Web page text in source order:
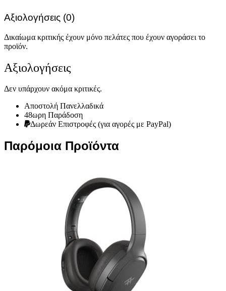
Αξιολογήσεις (0)
Δικαίωμα κριτικής έχουν μόνο πελάτες που έχουν αγοράσει το
προϊόν.
Αξιολογήσεις
Δεν υπάρχουν ακόμα κριτικές.
Αποστολή Πανελλαδικά
48ωρη Παράδοση
Δωρεάν Eπιστροφές (για αγορές με PayPal)
Παρόμοια Προϊόντα